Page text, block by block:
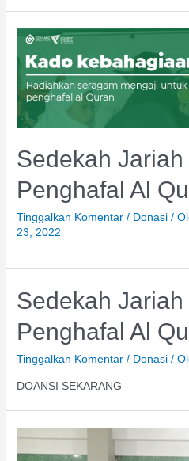
Sedekah
Penghafal Al
Tinggalkan Komentar / Donasi /
23, 2022
Sedekah
Penghafal Al
Tinggalkan Komentar / Donasi /
DOANSI SEKARANG
Penutupan
Kegiatan